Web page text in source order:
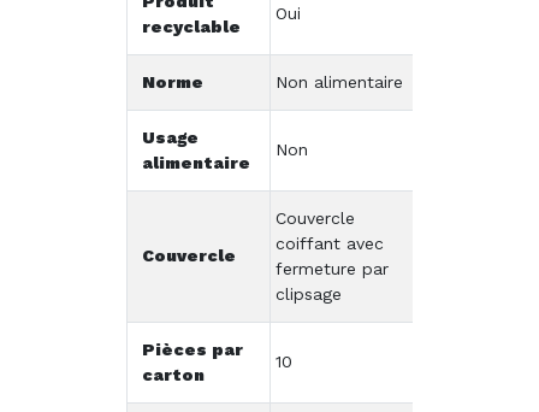
recyclable
Oui
Norme Non alimentaire
Usage
alimentaire
Non
Couvercle
Couvercle
coiffant avec
fermeture par
clipsage
Pièces par
carton
10